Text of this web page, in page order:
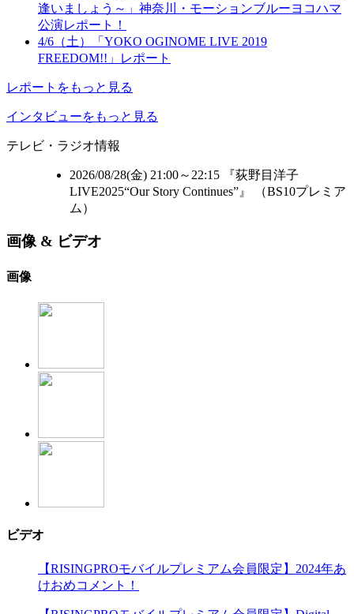
逢いましょう～」神奈川・モーションブルーヨコハマ
公演レポート！
4/6（土）「YOKO OGINOME LIVE 2019
FREEDOM!!」レポート
レポートをもっと見る
インタビューをもっと見る
テレビ・ラジオ情報
2026/08/28(金) 21:00～22:15 『荻野目洋子
LIVE2025“Our Story Continues”』 （BS10プレミア
ム ）
画像 & ビデオ
画像
ビデオ
【RISINGPROモバイルプレミアム会員限定】2024年あ
けおめコメント！